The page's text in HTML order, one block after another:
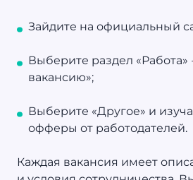
Зайдите на официальный
Выберите раздел «Работа»
вакансию»;
Выберите «Другое» и
офферы от работодателей.
Каждая вакансия имеет